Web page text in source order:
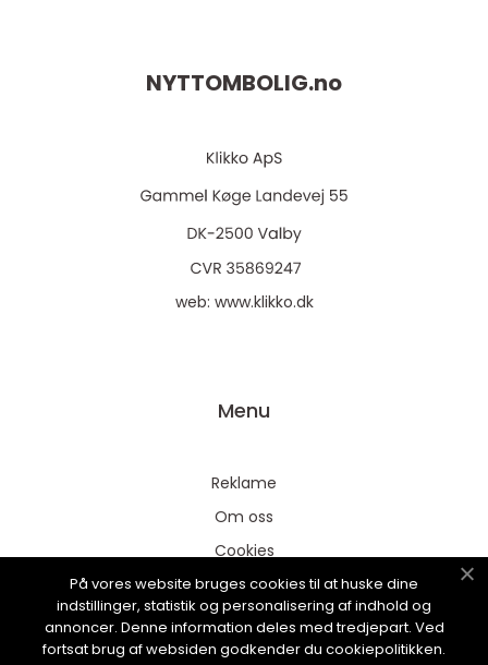
NYTTOMBOLIG.no
web: www.klikko.dk
Menu
Reklame
Om oss
Cookies
Kontakt Oss
Sitemap
På vores website bruges cookies til at huske dine
indstillinger, statistik og personalisering af indhold og
annoncer. Denne information deles med tredjepart. Ved
fortsat brug af websiden godkender du cookiepolitikken.